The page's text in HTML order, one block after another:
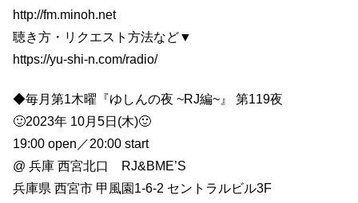
http://fm.minoh.net
聴き方・リクエスト方法など▼
https://yu-shi-n.com/radio/
◆毎月第1木曜『ゆしんの夜 ~RJ編~』 第119夜
🙂2023年 10月5日(木)🙂
19:00 open／20:00 start
@ 兵庫 西宮北口 RJ&BME’S
兵庫県 西宮市 甲風園1-6-2 セントラルビル3F